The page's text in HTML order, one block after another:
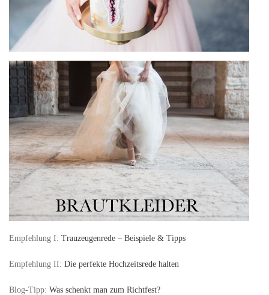
Empfehlung I: Trauzeugenrede – Beispiele & Tipps
Empfehlung II: Die perfekte Hochzeitsrede halten
Blog-Tipp: Was schenkt man zum Richtfest?